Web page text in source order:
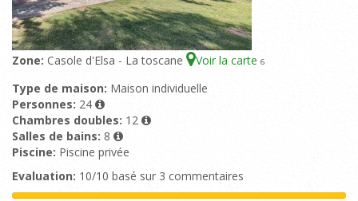
Zone: Casole d'Elsa - La toscane Voir la carte 6
Type de maison: Maison individuelle
Personnes: 24
Chambres doubles: 12
Salles de bains: 8
Piscine: Piscine privée
Evaluation: 10/10 basé sur 3 commentaires